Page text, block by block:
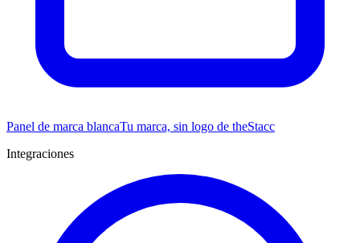
Panel de marca blancaTu marca, sin logo de theStacc
Integraciones